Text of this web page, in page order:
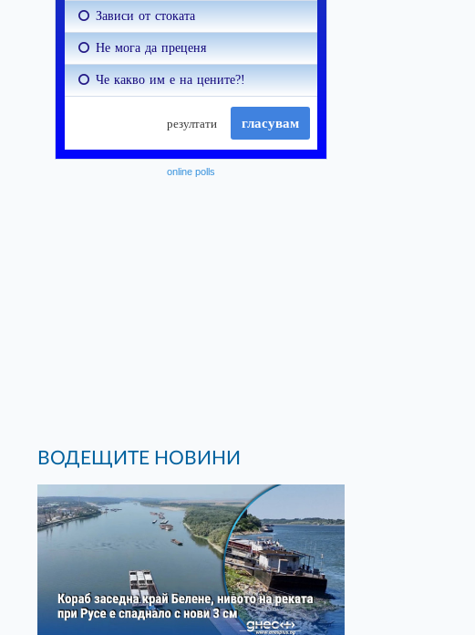
online polls
ВОДЕЩИТЕ НОВИНИ